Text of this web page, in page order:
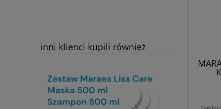
inni klienci kupili również